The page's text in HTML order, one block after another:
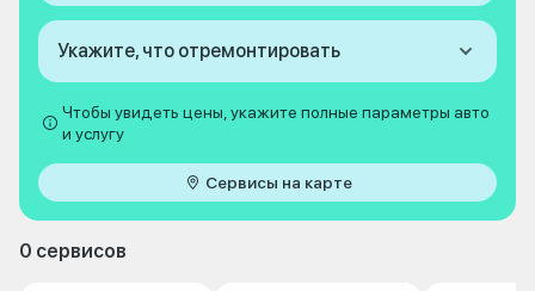
Укажите, что отремонтировать
Чтобы увидеть цены, укажите полные параметры авто
и услугу
Сервисы на карте
0 сервисов